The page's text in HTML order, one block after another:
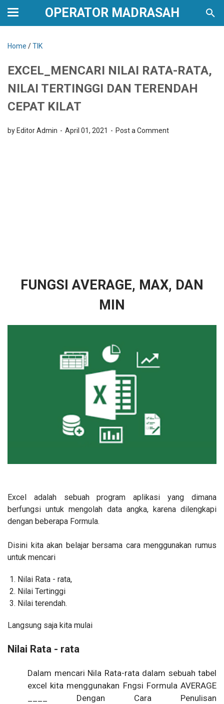
OPERATOR MADRASAH
Home /TIK
EXCEL_MENCARI NILAI RATA-RATA,
NILAI TERTINGGI DAN TERENDAH
CEPAT KILAT
by Editor Admin April 01, 2021 Post a Comment
FUNGSI AVERAGE, MAX, DAN
MIN
Excel adalah sebuah program aplikasi yang dimana
berfungsi untuk mengolah data angka, karena dilengkapi
dengan beberapa Formula.
Disini kita akan belajar bersama cara menggunakan rumus
untuk mencari
Nilai Rata - rata,
Nilai Tertinggi
Nilai terendah.
Langsung saja kita mulai
Nilai Rata - rata
Dalam mencari Nila Rata-rata dalam sebuah tabel
excel kita menggunakan Fngsi Formula AVERAGE
____ Dengan Cara Penulisan